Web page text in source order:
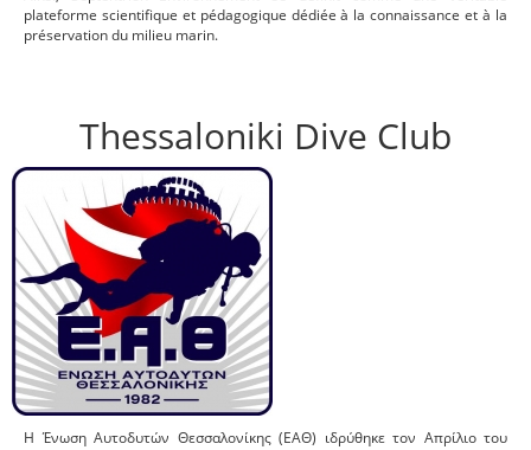
plateforme scientifique et pédagogique dédiée à la connaissance et à la
préservation du milieu marin.
Thessaloniki Dive Club
Η Ένωση Αυτοδυτών Θεσσαλονίκης (ΕΑΘ) ιδρύθηκε τον Απρίλιο του